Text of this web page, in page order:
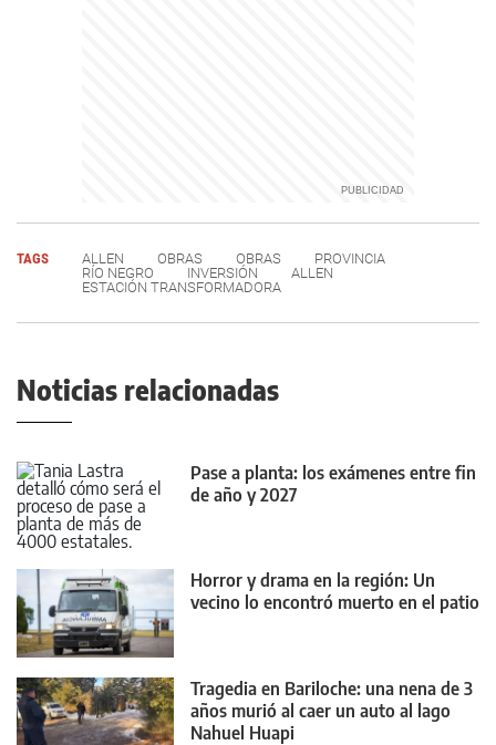
TAGS ALLEN OBRAS OBRAS
PROVINCIA
RÍO NEGRO
INVERSIÓN
ALLEN
ESTACIÓN TRANSFORMADORA
Noticias relacionadas
Pase a planta: los exámenes entre fin
de año y 2027
Horror y drama en la región: Un
vecino lo encontró muerto en el patio
Tragedia en Bariloche: una nena de 3
años murió al caer un auto al lago
Nahuel Huapi